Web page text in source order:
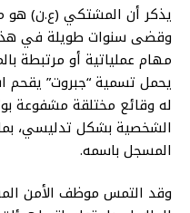
يذكر أن المشتكي (ع.ن) هو
وقضى سنوات طويلة في
مهام عملياتية أو مرتبطة
يحمل تسمية “جبروت”
له وقائع مختلقة مشفوعة
الشخصية بشكل تدليسي،
المسجل باسمه.
وقد التمس موظف الأمن